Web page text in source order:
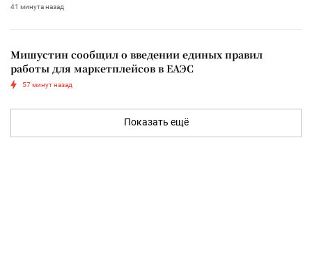
41 минута назад
Мишустин сообщил о введении единых правил
работы для маркетплейсов в ЕАЭС
57 минут назад
Показать ещё